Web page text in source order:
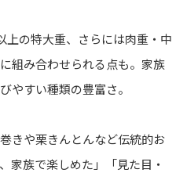
上の特大重、さらには肉重・中
組み合わせられる点も。家族
やすい種類の豊富さ。
きや栗きんとんなど伝統的お
家族で楽しめた」「見た目・